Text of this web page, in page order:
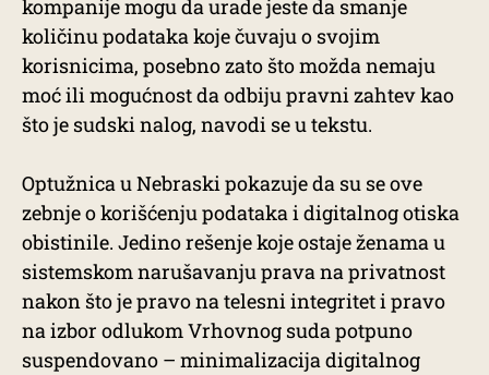
kompanije mogu da urade jeste da smanje
količinu podataka koje čuvaju o svojim
korisnicima, posebno zato što možda nemaju
moć ili mogućnost da odbiju pravni zahtev kao
što je sudski nalog, navodi se u tekstu.
Optužnica u Nebraski pokazuje da su se ove
zebnje o korišćenju podataka i digitalnog otiska
obistinile. Jedino rešenje koje ostaje ženama u
sistemskom narušavanju prava na privatnost
nakon što je pravo na telesni integritet i pravo
na izbor odlukom Vrhovnog suda potpuno
suspendovano – minimalizacija digitalnog